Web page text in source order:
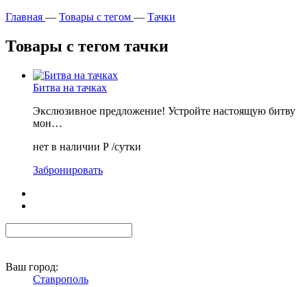
Главная — Товары с тегом — Тачки
Товары с тегом тачки
Битва на тачках
Экслюзивное предложение! Устройте настоящую битву
мон…
нет в наличии Р /сутки
Забронировать
Ваш город:
Ставрополь